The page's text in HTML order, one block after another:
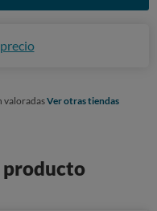
valoradasVer otras tiendas
producto